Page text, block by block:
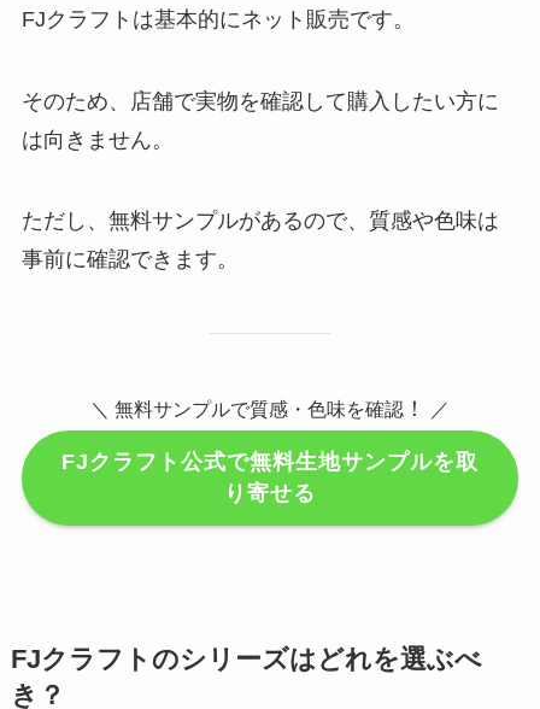
FJクラフトは基本的にネット販売です。
そのため、店舗で実物を確認して購入したい方に
は向きません。
ただし、無料サンプルがあるので、質感や色味は
事前に確認できます。
＼ 無料サンプルで質感・色味を確認 ！ ／
FJクラフト公式で無料生地サンプルを取
り寄せる
FJクラフトのシリーズはどれを選ぶべ
き？